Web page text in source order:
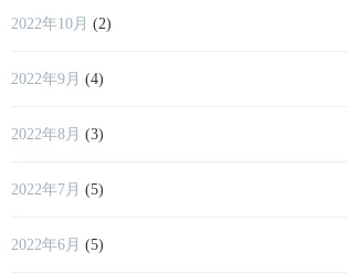
2022年10月 (2)
2022年9月 (4)
2022年8月 (3)
2022年7月 (5)
2022年6月 (5)